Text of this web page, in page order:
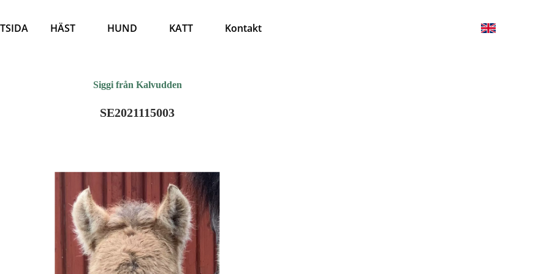
HÄST HUND KATT Kontakt
Siggi från Kalvudden
SE2021115003